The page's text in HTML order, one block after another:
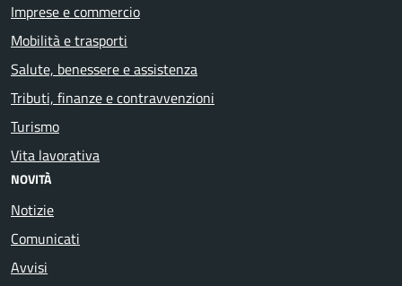
Imprese e commercio
Mobilità e trasporti
Salute, benessere e assistenza
Tributi, finanze e contravvenzioni
Turismo
Vita lavorativa
NOVITÀ
Notizie
Comunicati
Avvisi